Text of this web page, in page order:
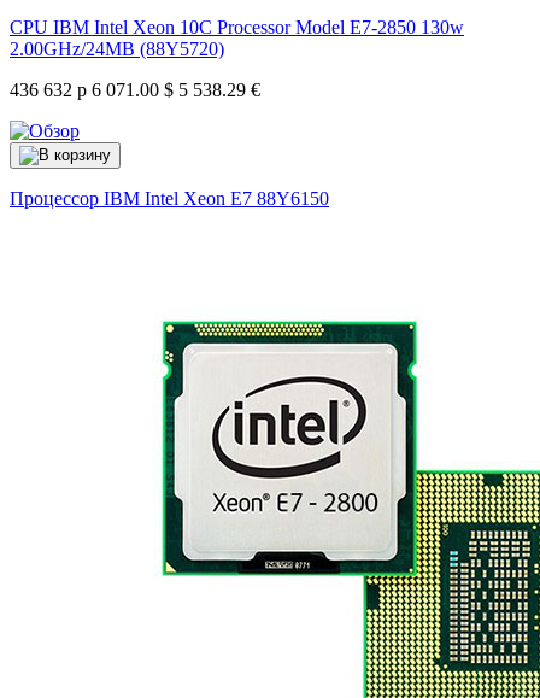
CPU IBM Intel Xeon 10C Processor Model E7-2850 130w
2.00GHz/24MB (88Y5720)
436 632 р 6 071.00 $ 5 538.29 €
Процессор IBM Intel Xeon E7 88Y6150